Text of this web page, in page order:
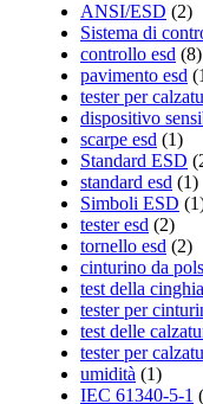
ANSI/ESD (2)
Sistema di
controllo esd (8)
pavimento esd
tester per
dispositivo
scarpe esd (1)
Standard ESD
standard esd (1)
Simboli ESD
tester esd (2)
tornello esd (2)
cinturino da
test della
tester per
test delle
tester per
umidità (1)
IEC 61340-5-1